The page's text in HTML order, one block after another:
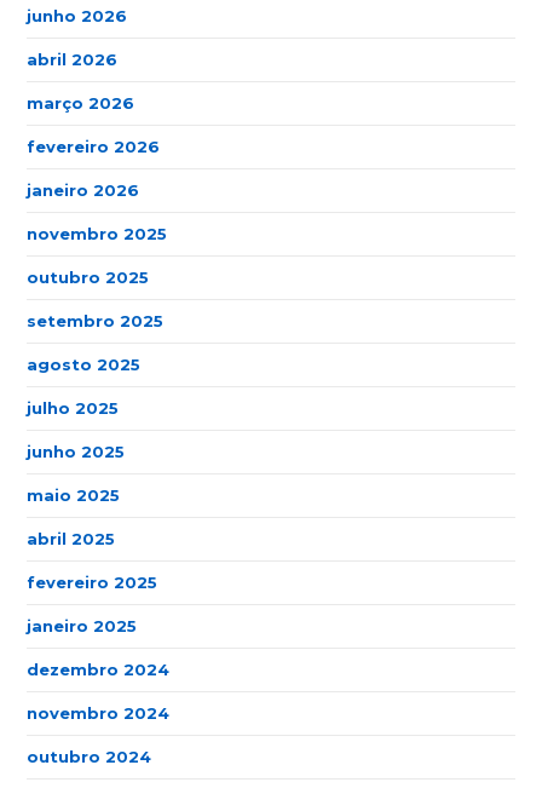
junho 2026
abril 2026
março 2026
fevereiro 2026
janeiro 2026
novembro 2025
outubro 2025
setembro 2025
agosto 2025
julho 2025
junho 2025
maio 2025
abril 2025
fevereiro 2025
janeiro 2025
dezembro 2024
novembro 2024
outubro 2024